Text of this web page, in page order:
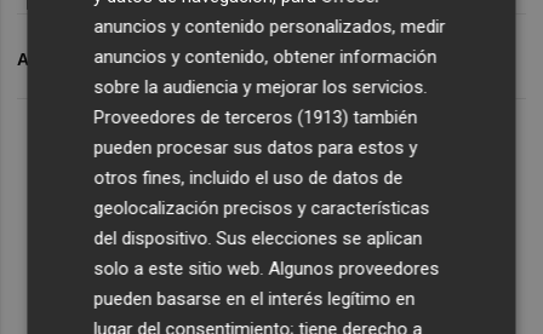
ARCHIVADO EN ABENGOA GAMESA
anuncios y contenido personalizados, medir
anuncios y contenido, obtener información
sobre la audiencia y mejorar los servicios.
Proveedores de terceros (1913) también
pueden procesar sus datos para estos y
otros fines, incluido el uso de datos de
geolocalización precisos y características
del dispositivo. Sus elecciones se aplican
solo a este sitio web. Algunos proveedores
pueden basarse en el interés legítimo en
lugar del consentimiento; tiene derecho a